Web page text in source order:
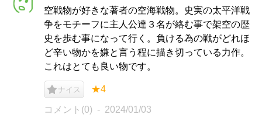
空戦物が好きな著者の空海戦物。史実の太平洋戦
争をモチーフに主人公達３名が絡む事で架空の歴
史を歩む事になって行く。負ける為の戦がどれほ
ど辛い物かを嫌と言う程に描き切っている力作。
これはとても良い物です。
ナイス ★4
コメント(0) 2024/01/03